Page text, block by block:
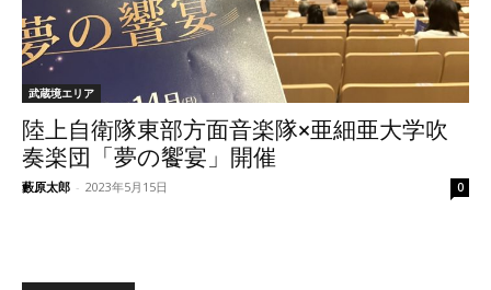
武蔵境エリア
陸上自衛隊東部方面音楽隊×亜細亜大学吹
奏楽団「夢の饗宴」開催
藪原太郎 - 2023年5月15日 0